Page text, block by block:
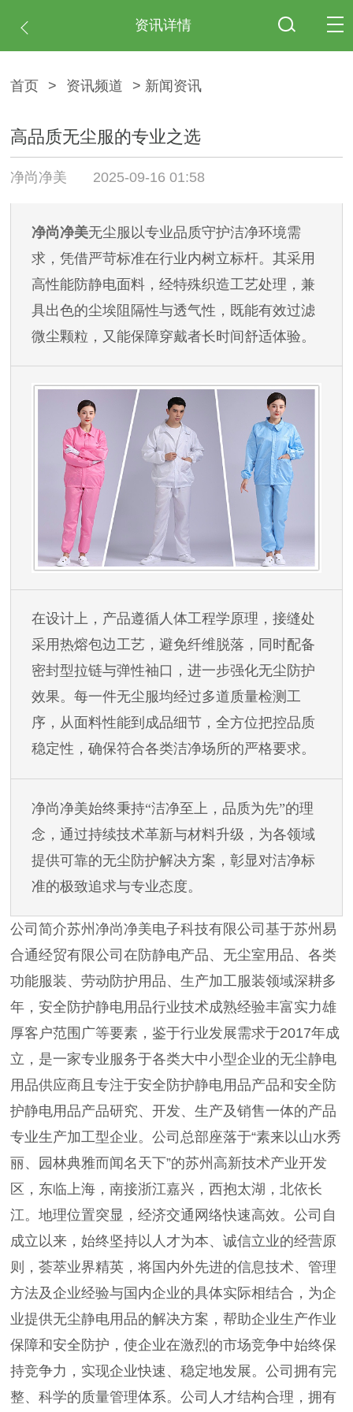
资讯详情
首页 > 资讯频道 > 新闻资讯
高品质无尘服的专业之选
净尚净美 2025-09-16 01:58
净尚净美无尘服以专业品质守护洁净环境需
求，凭借严苛标准在行业内树立标杆。其采用
高性能防静电面料，经特殊织造工艺处理，兼
具出色的尘埃阻隔性与透气性，既能有效过滤
微尘颗粒，又能保障穿戴者长时间舒适体验。
在设计上，产品遵循人体工程学原理，接缝处
采用热熔包边工艺，避免纤维脱落，同时配备
密封型拉链与弹性袖口，进一步强化无尘防护
效果。每一件无尘服均经过多道质量检测工
序，从面料性能到成品细节，全方位把控品质
稳定性，确保符合各类洁净场所的严格要求。
净尚净美始终秉持“洁净至上，品质为先”的理
念，通过持续技术革新与材料升级，为各领域
提供可靠的无尘防护解决方案，彰显对洁净标
准的极致追求与专业态度。
公司简介苏州净尚净美电子科技有限公司基于苏州易
合通经贸有限公司在防静电产品、无尘室用品、各类
功能服装、劳动防护用品、生产加工服装领域深耕多
年，安全防护静电用品行业技术成熟经验丰富实力雄
厚客户范围广等要素，鉴于行业发展需求于2017年成
立，是一家专业服务于各类大中小型企业的无尘静电
用品供应商且专注于安全防护静电用品产品和安全防
护静电用品产品研究、开发、生产及销售一体的产品
专业生产加工型企业。公司总部座落于“素来以山水秀
丽、园林典雅而闻名天下”的苏州高新技术产业开发
区，东临上海，南接浙江嘉兴，西抱太湖，北依长
江。地理位置突显，经济交通网络快速高效。公司自
成立以来，始终坚持以人才为本、诚信立业的经营原
则，荟萃业界精英，将国内外先进的信息技术、管理
方法及企业经验与国内企业的具体实际相结合，为企
业提供无尘静电用品的解决方案，帮助企业生产作业
保障和安全防护，使企业在激烈的市场竞争中始终保
持竞争力，实现企业快速、稳定地发展。公司拥有完
整、科学的质量管理体系。公司人才结构合理，拥有